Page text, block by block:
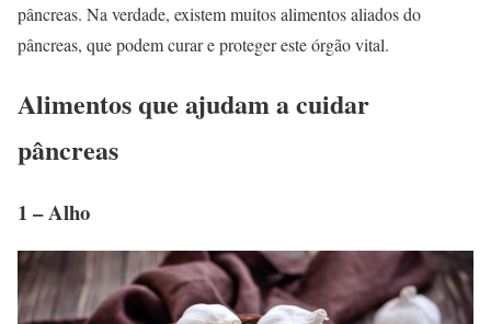
pâncreas. Na verdade, existem muitos alimentos aliados do
pâncreas, que podem curar e proteger este órgão vital.
Alimentos que ajudam a cuidar
pâncreas
1 – Alho